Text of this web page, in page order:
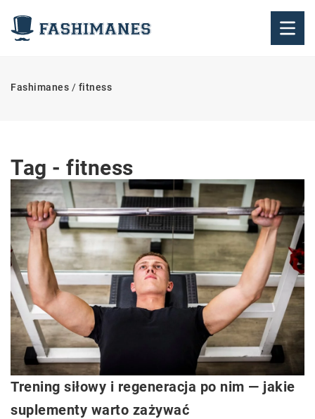
Fashimanes / fitness
Tag - fitness
Trening siłowy i regeneracja po nim — jakie
suplementy warto zażywać